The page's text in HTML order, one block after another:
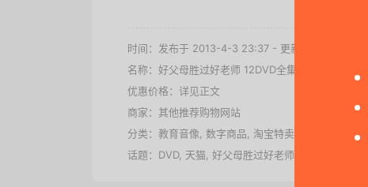
时间：发布于 2013-4-3 23:37 - 更新于 2013-6-16
名称： 好父母胜过好老师 12DVD全集 天猫VIP价格
优惠价格：详见正文
商家：其他推荐购物网站
分类： 教育音像 数字商品
淘宝特卖
话题： DVD, 天猫 好父母胜过好老师